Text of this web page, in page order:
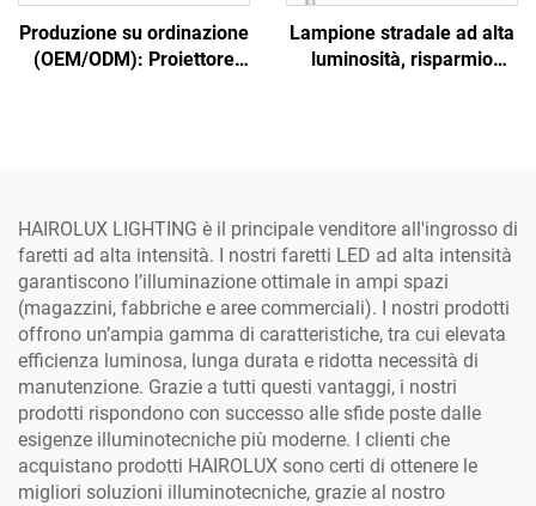
Produzione su ordinazione
(OEM/ODM): Proiettore
calcio
Lampione stradale ad alta
luminosità, risparmio
HAIROLUX LIGHTING è il principale venditore all'ingrosso di
faretti ad alta intensità. I nostri faretti LED ad alta intensità
garantiscono l’illuminazione ottimale in ampi spazi
(magazzini, fabbriche e aree commerciali). I nostri prodotti
offrono un’ampia gamma di caratteristiche, tra cui elevata
efficienza luminosa, lunga durata e ridotta necessità di
manutenzione. Grazie a tutti questi vantaggi, i nostri
prodotti rispondono con successo alle sfide poste dalle
esigenze illuminotecniche più moderne. I clienti che
acquistano prodotti HAIROLUX sono certi di ottenere le
migliori soluzioni illuminotecniche, grazie al nostro